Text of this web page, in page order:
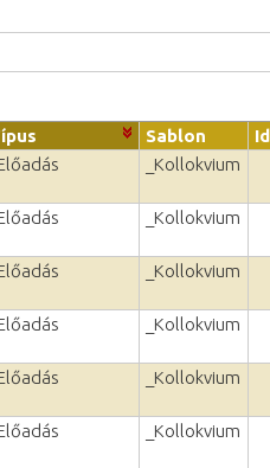
Sablon
_Kollokvium
_Kollokvium
_Kollokvium
_Kollokvium
_Kollokvium
_Kollokvium